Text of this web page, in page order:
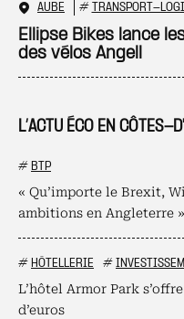
L’ACTU ÉCO EN CÔTES-
# BTP
« Qu’importe le Brexit,
ambitions en Angleterre »
# HÔTELLERIE #
L’hôtel Armor Park
d’euros
AUBE # TRANSPORT-
Ellipse Bikes lance
des vélos Angell